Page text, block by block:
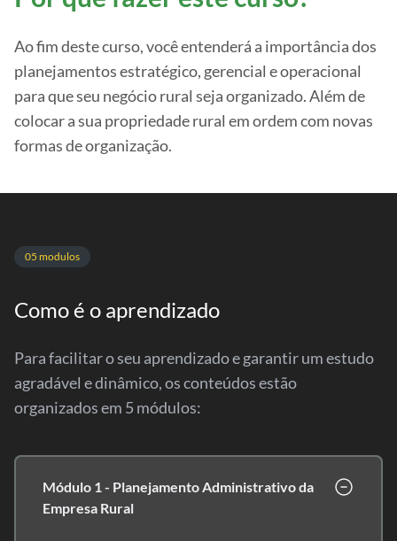
Ao fim deste curso, você entenderá a importância dos
planejamentos estratégico, gerencial e operacional
para que seu negócio rural seja organizado. Além de
colocar a sua propriedade rural em ordem com novas
formas de organização.
05 modulos
Como é o aprendizado
Para facilitar o seu aprendizado e garantir um estudo
agradável e dinâmico, os conteúdos estão
organizados em 5 módulos:
Módulo 1 - Planejamento Administrativo da
Empresa Rural